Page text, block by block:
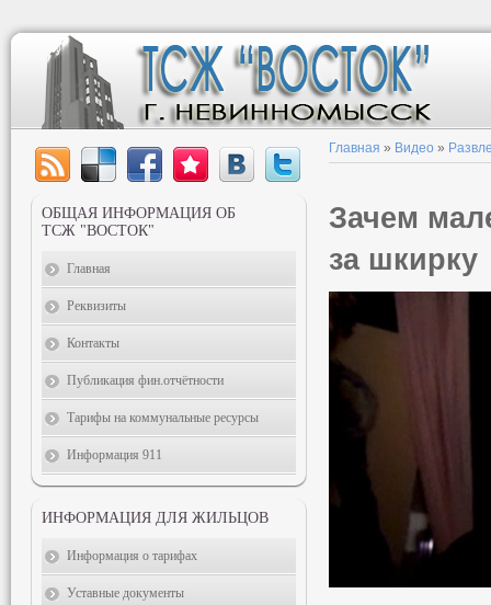
Главная » Видео »
Зачем
за шкирку
ОБЩАЯ ИНФОРМАЦИЯ ОБ
ТСЖ "ВОСТОК"
Главная
Реквизиты
Контакты
Публикация фин.отчётности
Тарифы на коммунальные ресурсы
Информация 911
ИНФОРМАЦИЯ ДЛЯ ЖИЛЬЦОВ
Информация о тарифах
Уставные документы